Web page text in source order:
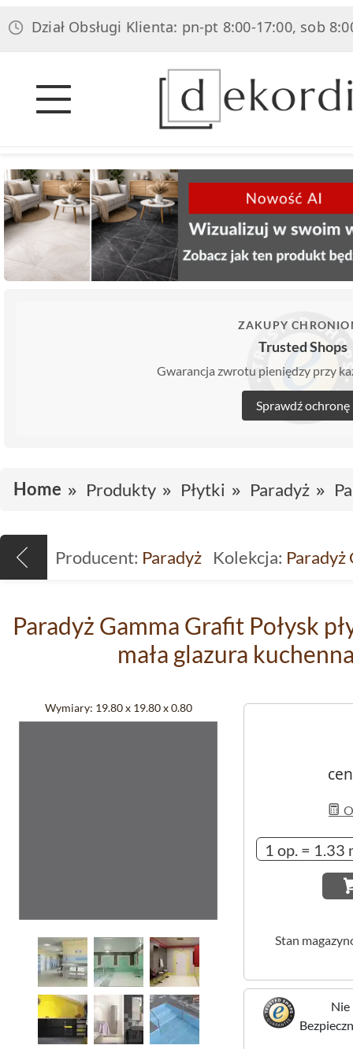
Obsługi Klienta: pn-pt 8:00-17:00, sob 8:00-14:00
ZAKUPY
Trusted Shops
Gwarancja zwrotu pieniędzy przy
Sprawdź ochronę
Home Produkty Płytki Paradyż
Producent: Paradyż Kolekcja: Paradyż
Paradyż Gamma Grafit Połysk
mała glazura
Wymiary: 19.80 x 19.80 x 0.80
Stan
Nie